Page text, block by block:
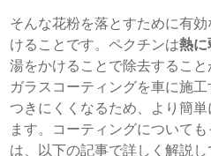
そんな花粉を落とすために有
ける ことです。ペクチンは熱に
湯をかけることで除去すること
ガラスコーティングを車に施工
つきにくくなるため、より簡
ます。コーティングについて
は、以下の記事で詳しく解説